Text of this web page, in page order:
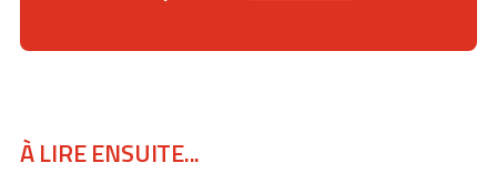
À LIRE ENSUITE...